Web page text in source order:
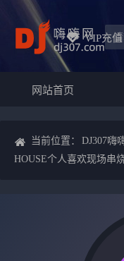
VIP充值
网站首页
当前位置： DJ307嗨
HOUSE个人喜欢现场串